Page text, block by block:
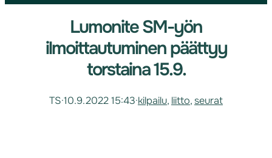
Lumonite SM-yön
ilmoittautuminen päättyy
torstaina 15.9.
TS·10.9.2022 15:43·kilpailu, liitto, seurat